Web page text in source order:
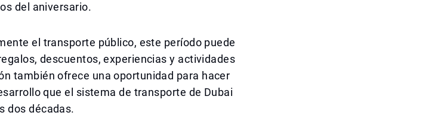
del aniversario.
el transporte público, este período puede
descuentos, experiencias y actividades
también ofrece una oportunidad para hacer
que el sistema de transporte de Dubai
dos décadas.